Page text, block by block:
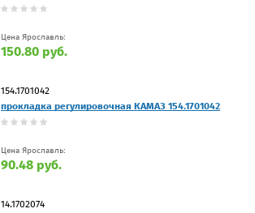
Цена Ярославль:
150.80 руб.
154.1701042
прокладка регулировочная КАМАЗ 154.1701042
Цена Ярославль:
90.48 руб.
14.1702074